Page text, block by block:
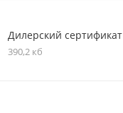
Дилерский сертификат
390,2 кб